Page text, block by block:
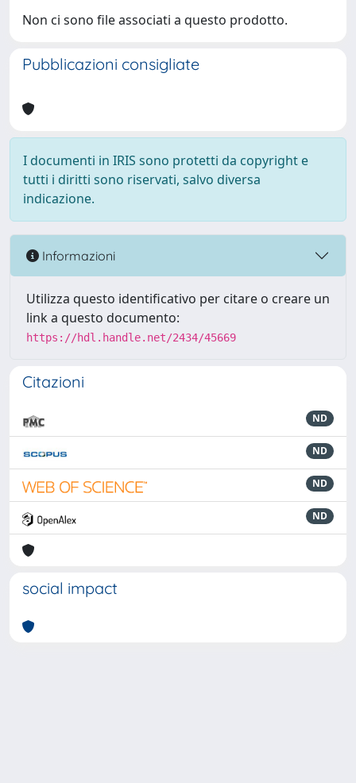
Non ci sono file associati a questo prodotto.
Pubblicazioni consigliate
I documenti in IRIS sono protetti da copyright e
tutti i diritti sono riservati, salvo diversa
indicazione.
Informazioni
Utilizza questo identificativo per citare o creare un
link a questo documento:
https://hdl.handle.net/2434/45669
Citazioni
ND
ND
ND
ND
social impact